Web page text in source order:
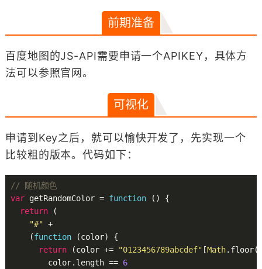
前期准备
百度地图的JS-API需要申请一个APIKEY，具体方
法可以参照官网。
可视化
申请到Key之后，就可以愉快开发了，先实现一个
比较粗的版本。代码如下：
// 随机颜色
var getRandomColor = function ()
{
return (
"#" +
    (
function (color)
{
return (color += "0123456789abcdef" [Math.floor(
        color.length ==
6